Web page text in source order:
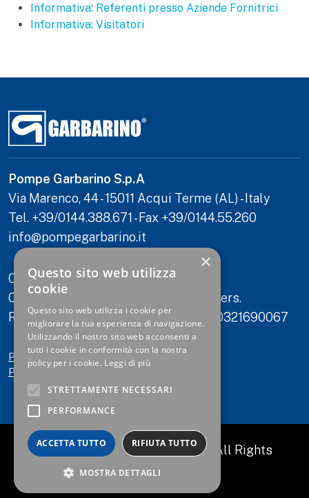
Informativa: Referenti presso Aziende Fornitrici
Informativa: Visitatori
Pompe Garbarino S.p.A
Via Marenco, 44 - 15011 Acqui Terme (AL) - Italy
Tel. +39/0144.388.671 - Fax +39/0144.55.260
info@pompegarbarino.it
C.F./P.IVA 00321690067
Capitale Sociale: 2.000.000 euro int. vers.
Registro Imprese di Alessandria n. 00321690067
Politica qualità e ambiente
Privacy and cookies policy
© 2023 POMPE GARBARINO.
All Rights
Reserved.
×
Questo sito web utilizza
cookie
Questo sito web utilizza i cookie per
migliorare la tua esperienza di navigazione.
Utilizzando il nostro sito web acconsenti a
tutti i cookie in conformità con la nostra
policy per i cookie. Leggi di più
STRETTAMENTE NECESSARI
PERFORMANCE
ACCETTA TUTTO RIFIUTA TUTTO
MOSTRA DETTAGLI